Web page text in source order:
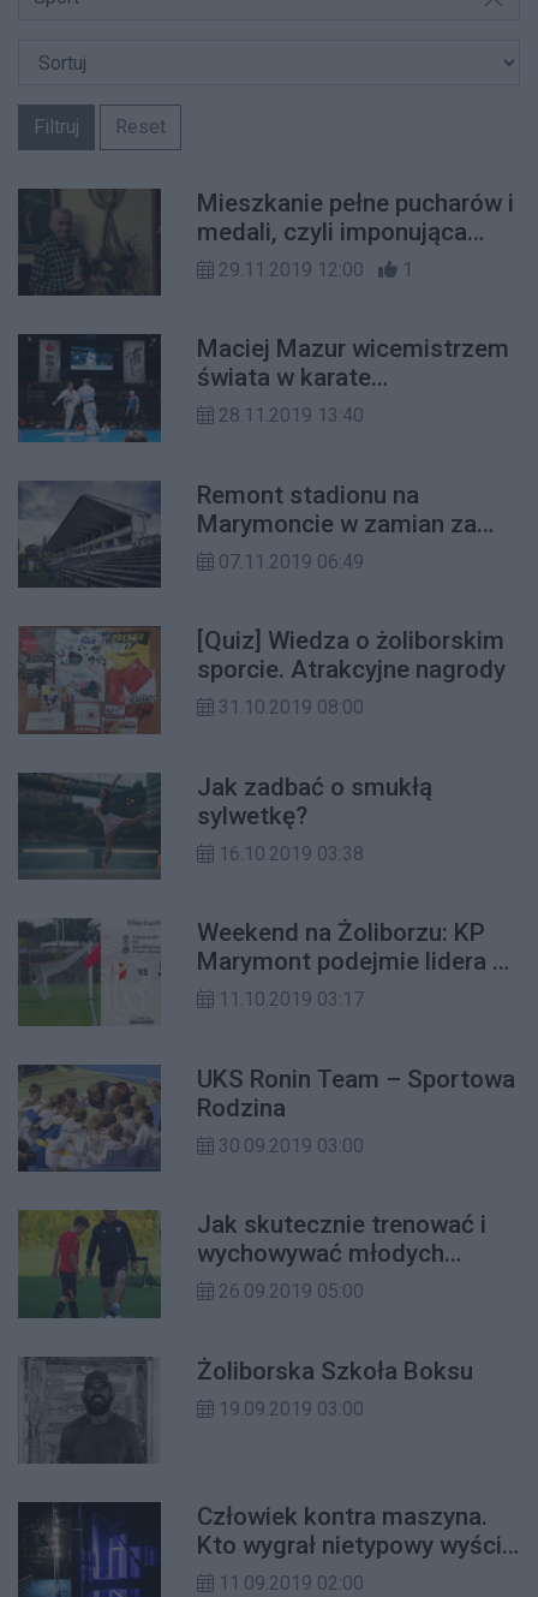
Filtruj Reset
Mieszkanie pełne pucharów i
medali, czyli imponująca
kariera Jerzego Zielińskiego
29.11.2019 12:00 1
Maciej Mazur wicemistrzem
świata w karate
kontaktowym
28.11.2019 13:40
Remont stadionu na
Marymoncie w zamian za
dzierżawę?
07.11.2019 06:49
[Quiz] Wiedza o żoliborskim
sporcie. Atrakcyjne nagrody
31.10.2019 08:00
Jak zadbać o smukłą
sylwetkę?
16.10.2019 03:38
Weekend na Żoliborzu: KP
Marymont podejmie lidera w
grupie. Przede wszystkim
11.10.2019 03:17
UKS Ronin Team – Sportowa
Rodzina
30.09.2019 03:00
Jak skutecznie trenować i
wychowywać młodych
piłkarzy?
26.09.2019 05:00
Żoliborska Szkoła Boksu
19.09.2019 03:00
Człowiek kontra maszyna.
Kto wygrał nietypowy wyścig
w Centrum Olimpijskim?
11.09.2019 02:00